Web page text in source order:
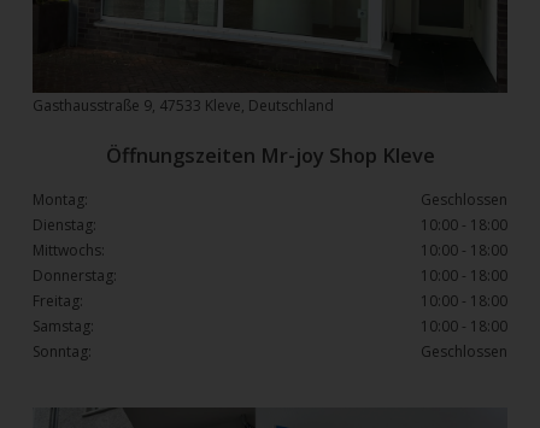
Gasthausstraße 9, 47533 Kleve, Deutschland
Öffnungszeiten Mr-joy Shop Kleve
Montag:
Geschlossen
Dienstag:
10:00 - 18:00
Mittwochs:
10:00 - 18:00
Donnerstag:
10:00 - 18:00
Freitag:
10:00 - 18:00
Samstag:
10:00 - 18:00
Sonntag:
Geschlossen